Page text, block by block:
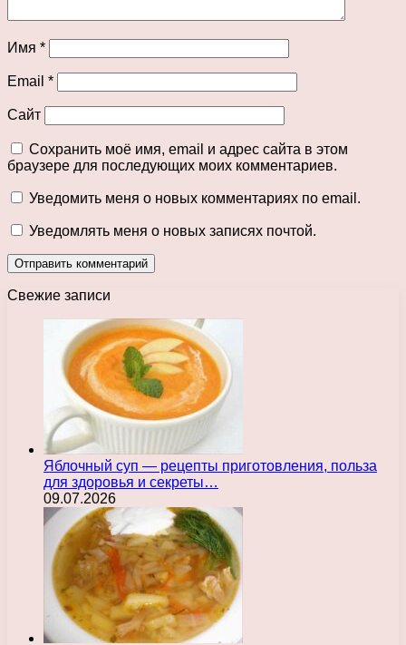
Имя *
Email *
Сайт
Сохранить моё имя, email и адрес сайта в этом
браузере для последующих моих комментариев.
Уведомить меня о новых комментариях по email.
Уведомлять меня о новых записях почтой.
Свежие записи
Яблочный суп — рецепты приготовления, польза
для здоровья и секреты…
09.07.2026